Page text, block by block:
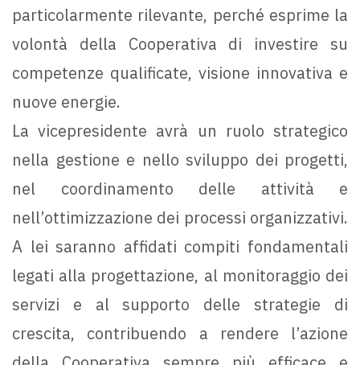
particolarmente rilevante, perché esprime la
volontà della Cooperativa di investire su
competenze qualificate, visione innovativa e
nuove energie.
La vicepresidente avrà un ruolo strategico
nella gestione e nello sviluppo dei progetti,
nel coordinamento delle attività e
nell’ottimizzazione dei processi organizzativi.
A lei saranno affidati compiti fondamentali
legati alla progettazione, al monitoraggio dei
servizi e al supporto delle strategie di
crescita, contribuendo a rendere l’azione